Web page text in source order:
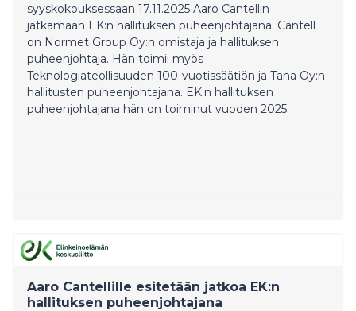
syyskokouksessaan 17.11.2025 Aaro Cantellin
jatkamaan EK:n hallituksen puheenjohtajana. Cantell
on Normet Group Oy:n omistaja ja hallituksen
puheenjohtaja. Hän toimii myös
Teknologiateollisuuden 100-vuotissäätiön ja Tana Oy:n
hallitusten puheenjohtajana. EK:n hallituksen
puheenjohtajana hän on toiminut vuoden 2025.
Aaro Cantellille esitetään jatkoa EK:n
hallituksen puheenjohtajana